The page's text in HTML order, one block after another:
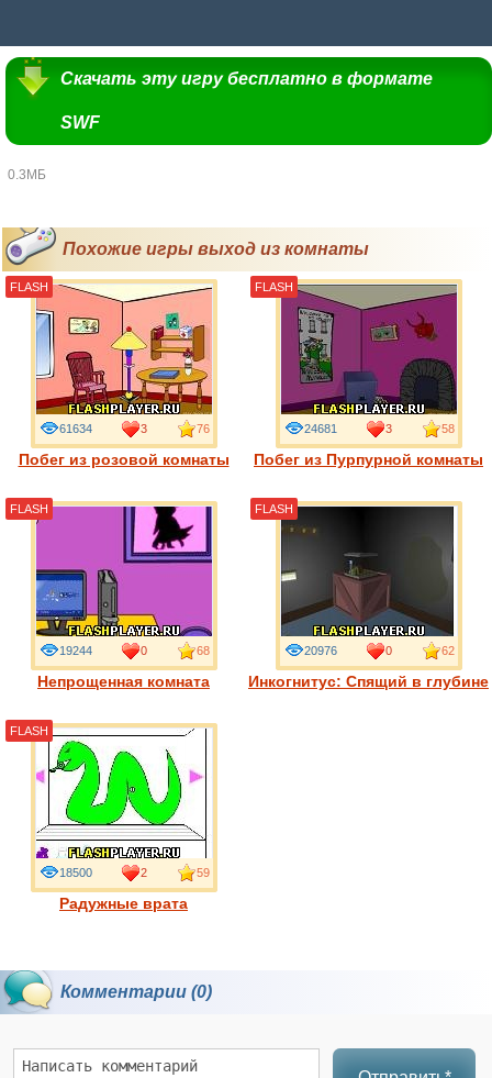
Скачать эту игру бесплатно в формате
SWF
0.3МБ
Похожие игры выход из комнаты
Побег из розовой комнаты
61634 3 76
FLASH
Побег из Пурпурной комнаты
24681 3 58
FLASH
Непрощенная комната
19244 0 68
FLASH
Инкогнитус: Спящий в глубине
20976 0 62
FLASH
Радужные врата
18500 2 59
FLASH
Комментарии (0)